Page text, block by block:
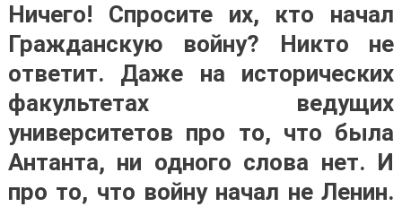
Ничего! Спросите их, кто начал
Гражданскую войну? Никто не
ответит. Даже на исторических
факультетах ведущих
университетов про то, что была
Антанта, ни одного слова нет. И
про то, что войну начал не Ленин.